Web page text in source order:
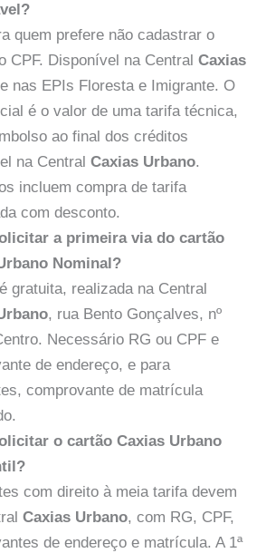
quem prefere não cadastrar o
CPF. Disponível na Central Caxias
e nas EPIs Floresta e Imigrante. O
é o valor de uma tarifa técnica,
ao final dos créditos
na Central Caxias Urbano.
incluem compra de tarifa
com desconto.
a primeira via do cartão
Nominal?
gratuita, realizada na Central
, rua Bento Gonçalves, nº
Necessário RG ou CPF e
de endereço, e para
comprovante de matrícula
o cartão Caxias Urbano
com direito à meia tarifa devem
Caxias Urbano, com RG, CPF,
de endereço e matrícula. A 1ª